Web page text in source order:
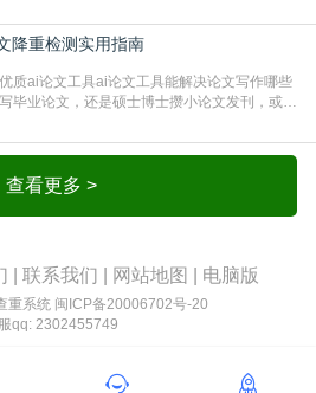
好发表？其价值和难度究竟如何衡量。本篇
绍“国际学术会议论文好发表吗”。一、会议论
，国际会议论文的发
降重检测实用指南
质ai论文工具ai论文工具能解决论文写作哪些
毕业论文，还是硕士博士攒小论文发刊，或是
不说，还经常改不到点上，交上去才发现重复
成熟的ai论文工具，这些痛点基本都能高效解
你梳
查看更多 >
联系我们 网站地图 电脑版
重系统 闽ICP备20006702号-20
qq: 2302455749